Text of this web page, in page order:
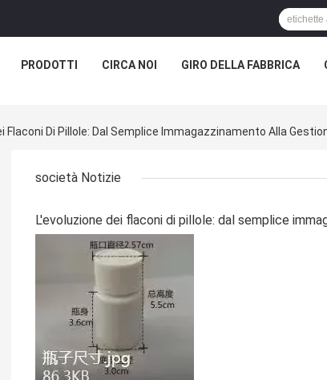
PRODOTTI CIRCA NOI GIRO DELLA FABBRICA
Flaconi Di Pillole: Dal Semplice Immagazzinamento Alla
società Notizie
L'evoluzione dei flaconi di pillole: dal semplice